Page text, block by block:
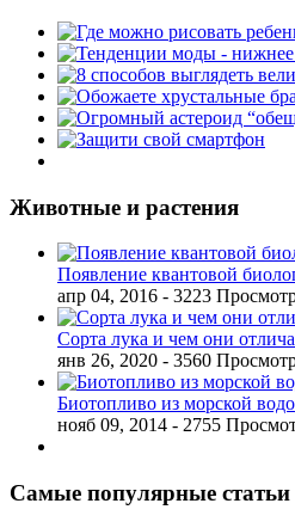
Животные и растения
Появление квантовой
апр 04, 2016 - 3223
Сорта лука и чем они
янв 26, 2020 - 3560
Биотопливо из морской
нояб 09, 2014 - 2755
Самые популярные статьи